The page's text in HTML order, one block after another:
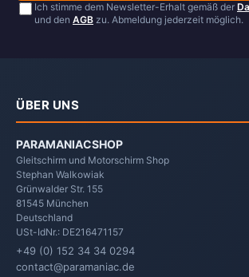
Ich stimme dem Newsletter-Erhalt gemäß der
und den AGB zu. Abmeldung jederzeit möglich.
ÜBER UNS
PARAMANIACSHOP
Gleitschirm und Motorschirm Shop
Stephan Walkowiak
Grünwalder Str. 155
81545 München
Deutschland
USt-IdNr.: DE216471157
+49 (0) 152 34 34 0294
contact@paramaniac.de